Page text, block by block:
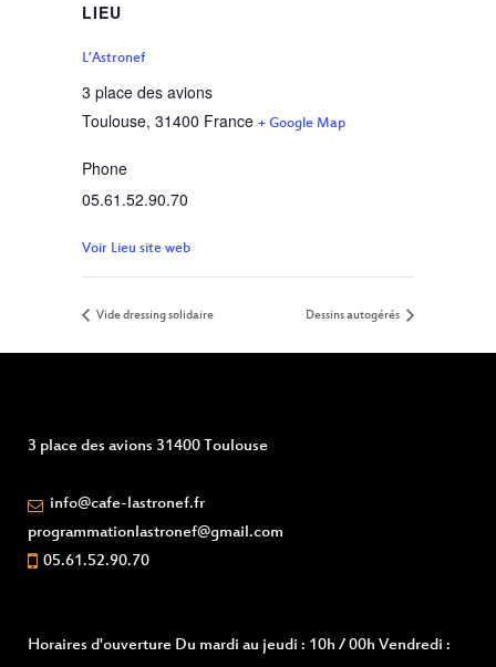
LIEU
L’Astronef
3 place des avions
Toulouse, 31400 France + Google Map
Phone
05.61.52.90.70
Voir Lieu site web
Vide dressing solidaire Dessins autogérés
3 place des avions 31400 Toulouse
info@cafe-lastronef.fr
programmationlastronef@gmail.com
05.61.52.90.70
Horaires d'ouverture Du mardi au jeudi : 10h / 00h Vendredi :